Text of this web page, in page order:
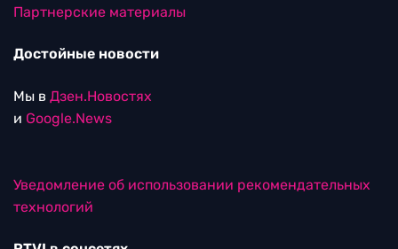
Партнерские материалы
Достойные новости
Мы в Дзен.Новостях
и Google.News
Уведомление об использовании рекомендательных
технологий